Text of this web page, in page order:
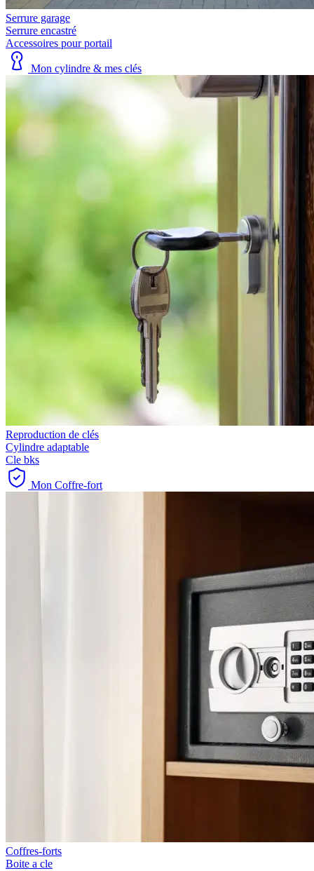
Serrure garage
Serrure encastré
Accessoires pour portail
Mon cylindre & mes clés
Reproduction de clés
Cylindre adaptable
Cle bks
Mon Coffre-fort
Coffres-forts
Boite a cle